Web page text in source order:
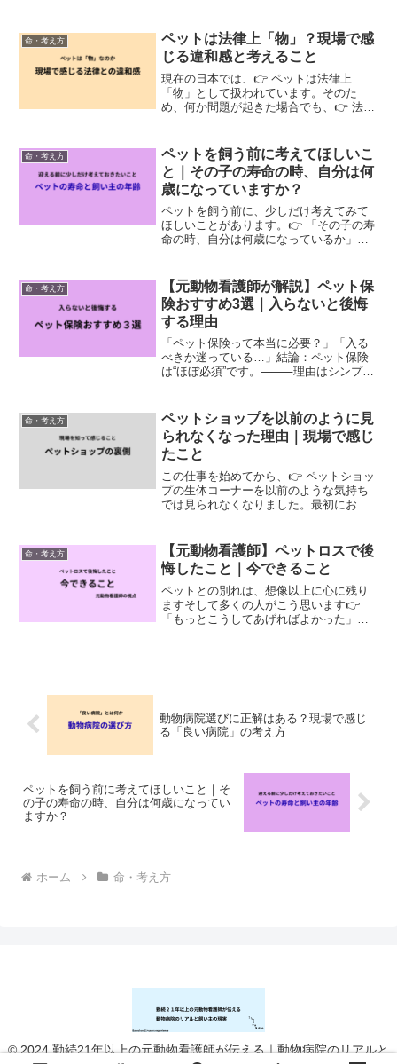
ったペットブーム例えば、・漫画でシベ
リアンハスキ...
命・考え方
ペットは法律上「物」？現場で感
じる違和感と考えること
現在の日本では、👉 ペットは法律上
「物」として扱われています。そのた
め、何か問題が起きた場合でも、👉 法律
ば、・理不尽な環境で飼育されていても
介入が難しい・ケガや死亡があ...
命・考え方
ペットを飼う前に考えてほしいこ
と｜その子の寿命の時、自分は何
歳になっていますか？
ペットを飼う前に、少しだけ考えてみて
ほしいことがあります。👉 「その子の寿
命の時、自分は何歳になっているか」こ
ごせるか”を考えるということです。実際
にあったケース...
命・考え方
【元動物看護師が解説】ペット保
険おすすめ3選｜入らないと後悔
する理由
「ペット保険って本当に必要？」「入る
べきか迷っている…」結論：ペット保険
は“ほぼ必須”です。⸻理由はシンプル
として2１年以上働いてきましたが、その
現場で何度も見てきまし...
命・考え方
ペットショップを以前のように見
られなくなった理由｜現場で感じ
たこと
この仕事を始めてから、👉 ペットショッ
プの生体コーナーを以前のような気持ち
では見られなくなりました。最初にお伝
所であることは間違いありません。実際
に、そこから素敵な出...
命・考え方
【元動物看護師】ペットロスで後
悔したこと｜今できること
ペットとの別れは、想像以上に心に残り
ますそして多くの人がこう思います👉
「もっとこうしてあげればよかった」元
動物病院選びに正解はある？現場で感じ
る「良い病院」の考え方
ペットを飼う前に考えてほしいこと｜そ
の子の寿命の時、自分は何歳になってい
ますか？
ホーム 命・考え方
© 2024 勤続21年以上の元動物看護師が伝える｜動物病院のリアルと